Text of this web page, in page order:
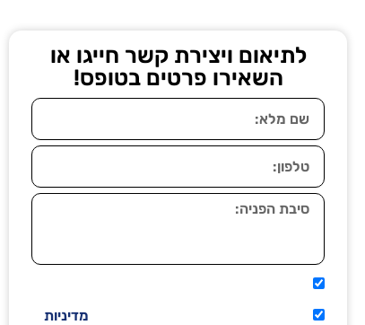
לתיאום ויצירת קשר חייגו או
השאירו פרטים בטופס!
מדיניות